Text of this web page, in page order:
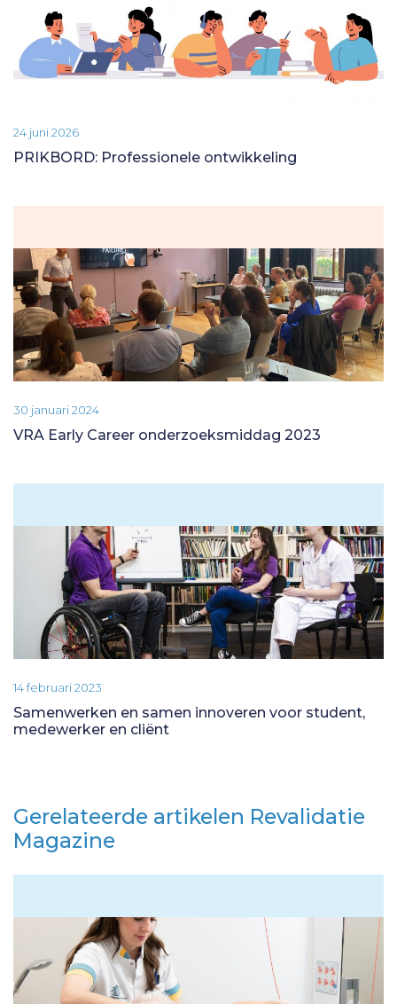
24 juni 2026
PRIKBORD: Professionele ontwikkeling
30 januari 2024
VRA Early Career onderzoeksmiddag 2023
14 februari 2023
Samenwerken en samen innoveren voor student,
medewerker en cliënt
Gerelateerde artikelen Revalidatie
Magazine